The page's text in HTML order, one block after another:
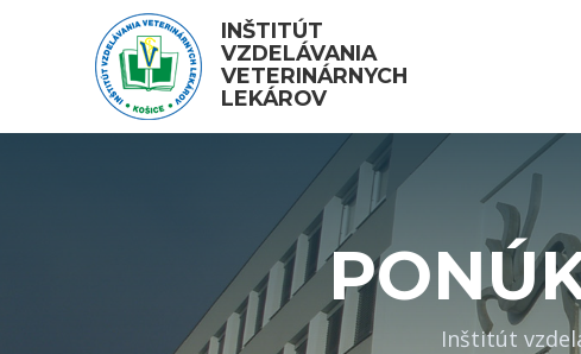
INŠTITÚT
VZDELÁVANIA
VETERINÁRNYCH
LEKÁROV
Inštitút